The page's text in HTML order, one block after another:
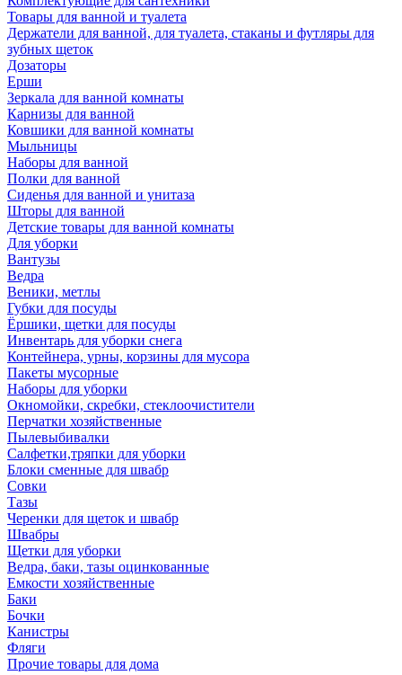
Товары для ванной и туалета
Держатели для ванной, для туалета, стаканы и футляры для
зубных щеток
Дозаторы
Ерши
Зеркала для ванной комнаты
Карнизы для ванной
Ковшики для ванной комнаты
Мыльницы
Наборы для ванной
Полки для ванной
Сиденья для ванной и унитаза
Шторы для ванной
Детские товары для ванной комнаты
Для уборки
Вантузы
Ведра
Веники, метлы
Губки для посуды
Ёршики, щетки для посуды
Инвентарь для уборки снега
Контейнера, урны, корзины для мусора
Пакеты мусорные
Наборы для уборки
Окномойки, скребки, стеклоочистители
Перчатки хозяйственные
Пылевыбивалки
Салфетки,тряпки для уборки
Блоки сменные для швабр
Совки
Тазы
Черенки для щеток и швабр
Швабры
Щетки для уборки
Ведра, баки, тазы оцинкованные
Емкости хозяйственные
Баки
Бочки
Канистры
Фляги
Прочие товары для дома